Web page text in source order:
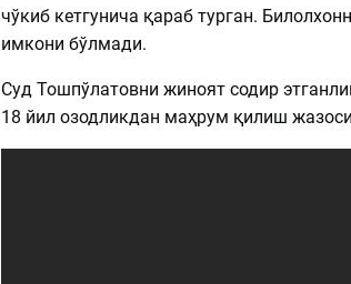
чўкиб кетгунича қараб турган.
имкони бўлмади.
Суд Тошпўлатовни жиноят содир
18 йил озодликдан маҳрум қилиш